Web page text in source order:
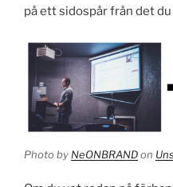
på ett sidospår från det
Photo byNeONBRANDon